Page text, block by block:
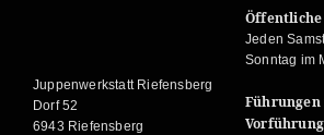
Juppenwerkstatt Riefensberg
Dorf 52
6943 Riefensberg
Jeden
Sonntag im